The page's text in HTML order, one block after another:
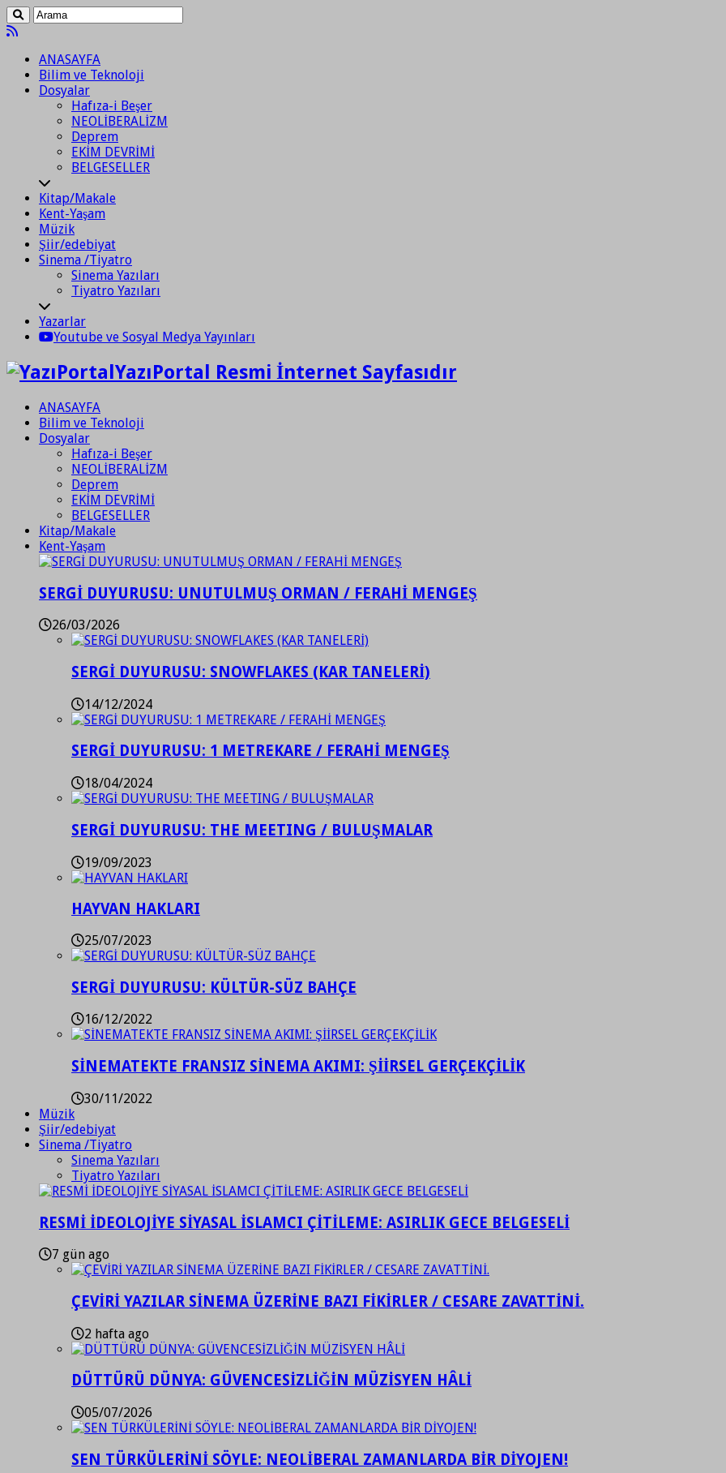
ANASAYFA
Bilim ve Teknoloji
Dosyalar
Hafıza-i Beşer
NEOLİBERALİZM
Deprem
EKİM DEVRİMİ
BELGESELLER
Kitap/Makale
Kent-Yaşam
Müzik
Şiir/edebiyat
Sinema /Tiyatro
Sinema Yazıları
Tiyatro Yazıları
Yazarlar
Youtube ve Sosyal Medya Yayınları
YazıPortal Resmi İnternet Sayfasıdır
ANASAYFA
Bilim ve Teknoloji
Dosyalar
Hafıza-i Beşer
NEOLİBERALİZM
Deprem
EKİM DEVRİMİ
BELGESELLER
Kitap/Makale
Kent-Yaşam
SERGİ DUYURUSU: UNUTULMUŞ ORMAN / FERAHİ MENGEŞ
26/03/2026
SERGİ DUYURUSU: SNOWFLAKES (KAR TANELERİ)
14/12/2024
SERGİ DUYURUSU: 1 METREKARE / FERAHİ MENGEŞ
18/04/2024
SERGİ DUYURUSU: THE MEETING / BULUŞMALAR
19/09/2023
HAYVAN HAKLARI
25/07/2023
SERGİ DUYURUSU: KÜLTÜR-SÜZ BAHÇE
16/12/2022
SİNEMATEKTE FRANSIZ SİNEMA AKIMI: ŞİİRSEL GERÇEKÇİLİK
30/11/2022
Müzik
Şiir/edebiyat
Sinema /Tiyatro
Sinema Yazıları
Tiyatro Yazıları
RESMİ İDEOLOJİYE SİYASAL İSLAMCI ÇİTİLEME: ASIRLIK GECE BELGESELİ
7 gün ago
ÇEVİRİ YAZILAR SİNEMA ÜZERİNE BAZI FİKİRLER / CESARE ZAVATTİNİ.
2 hafta ago
DÜTTÜRÜ DÜNYA: GÜVENCESİZLİĞİN MÜZİSYEN HÂLİ
05/07/2026
SEN TÜRKÜLERİNİ SÖYLE: NEOLİBERAL ZAMANLARDA BİR DİYOJEN!